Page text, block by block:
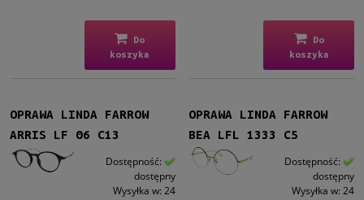
Średnie
(31)
Duże
Do
koszyka
Do
koszyka
OPRAWA LINDA FARROW
ARRIS LF 06 C13
Dostępność:
dostępny
Wysyłka w: 24
OPRAWA LINDA FARROW
BEA LFL 1333 C5
Dostępność:
dostępny
Wysyłka w: 24